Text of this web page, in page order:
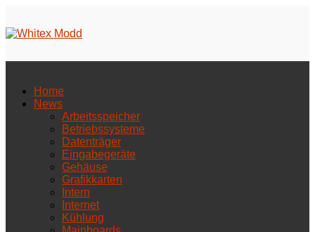
Home
News
Arbeitsspeicher
Betriebssysteme
Datenträger
Eingabegeräte
Gehäuse
Grafikkarten
Intern
Internet
Kühlung